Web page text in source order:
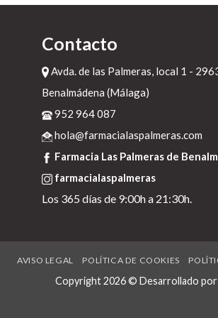
Contacto
Avda. de las Palmeras, local 1 -
Benalmádena (Málaga)
952 964 087
hola@farmacialaspalmeras.com
Farmacia Las Palmeras de
farmacialaspalmeras
Los 365 días de 9:00h a 21:30h.
AVISO LEGAL POLÍTICA DE COOKIES
Copyright 2026 © Desarrollado por